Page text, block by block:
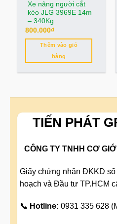
Xe nâng người cắt
kéo JLG 3969E 14m
– 340Kg
800.000₫
Thêm vào giỏ
hàng
TIẾN PHÁT
CÔNG TY TNHH CƠ
Giấy chứng nhận ĐKKD
hoạch và Đầu tư TP.HCM
📞 Hotline: 0931 335 628